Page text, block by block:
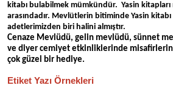
kitabı bulabilmek mümkündür. Yasin
arasındadır. Mevlütlerin bitiminde Yasin
adetlerimizden biri halini almıştır.
Cenaze Mevlüdü, gelin mevlüdü, sünnet
ve diyer cemiyet etkinliklerinde
çok güzel bir hediye.
Etiket Yazı Örnekleri